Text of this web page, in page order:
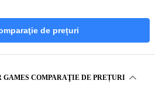
de prețuri
GAMES COMPARAŢIE DE PREȚURI